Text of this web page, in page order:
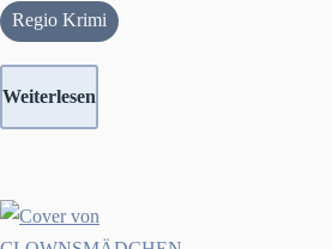
Regio Krimi
Weiterlesen